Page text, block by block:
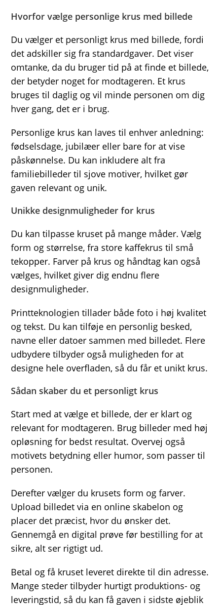
Hvorfor vælge personlige krus med billede
Du vælger et personligt krus med billede, fordi
det adskiller sig fra standardgaver. Det viser
omtanke, da du bruger tid på at finde et billede,
der betyder noget for modtageren. Et krus
bruges til daglig og vil minde personen om dig
hver gang, det er i brug.
Personlige krus kan laves til enhver anledning:
fødselsdage, jubilæer eller bare for at vise
påskønnelse. Du kan inkludere alt fra
familiebilleder til sjove motiver, hvilket gør
gaven relevant og unik.
Unikke designmuligheder for krus
Du kan tilpasse kruset på mange måder. Vælg
form og størrelse, fra store kaffekrus til små
tekopper. Farver på krus og håndtag kan også
vælges, hvilket giver dig endnu flere
designmuligheder.
Printteknologien tillader både foto i høj kvalitet
og tekst. Du kan tilføje en personlig besked,
navne eller datoer sammen med billedet. Flere
udbydere tilbyder også muligheden for at
designe hele overfladen, så du får et unikt krus.
Sådan skaber du et personligt krus
Start med at vælge et billede, der er klart og
relevant for modtageren. Brug billeder med høj
opløsning for bedst resultat. Overvej også
motivets betydning eller humor, som passer til
personen.
Derefter vælger du krusets form og farver.
Upload billedet via en online skabelon og
placer det præcist, hvor du ønsker det.
Gennemgå en digital prøve før bestilling for at
sikre, alt ser rigtigt ud.
Betal og få kruset leveret direkte til din adresse.
Mange steder tilbyder hurtigt produktions- og
leveringstid, så du kan få gaven i sidste øjeblik